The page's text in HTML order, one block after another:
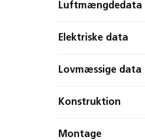
Luftmængdedata
Elektriske data
Lovmæssige data
Konstruktion
Montage